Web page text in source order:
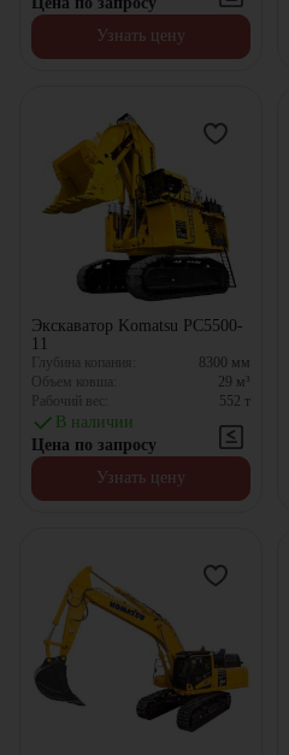
Узнать цену
Экскаватор Komatsu PC5500-
11
Глубина копания: 8300 мм
Объем ковша:
29 м³
Рабочий вес:
552 т
В наличии
Цена по запросу
Узнать цену